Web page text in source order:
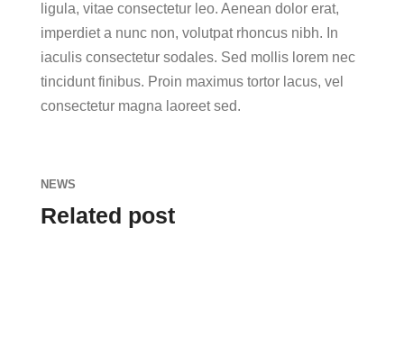
ligula, vitae consectetur leo. Aenean dolor erat,
imperdiet a nunc non, volutpat rhoncus nibh. In
iaculis consectetur sodales. Sed mollis lorem nec
tincidunt finibus. Proin maximus tortor lacus, vel
consectetur magna laoreet sed.
NEWS
Related post